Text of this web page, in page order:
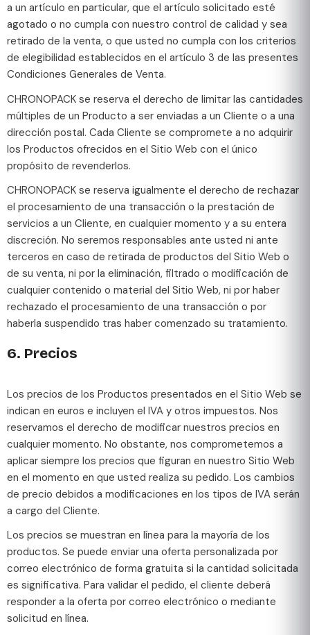
a un artículo en particular, que el artículo solicitado esté
agotado o no cumpla con nuestro control de calidad y sea
retirado de la venta, o que usted no cumpla con los criterios
de elegibilidad establecidos en el artículo 3 de las presentes
Condiciones Generales de Venta.
CHRONOPACK se reserva el derecho de limitar las cantidades
múltiples de un Producto a ser enviadas a un Cliente o a una
dirección postal. Cada Cliente se compromete a no adquirir
los Productos ofrecidos en el Sitio Web con el único
propósito de revenderlos.
CHRONOPACK se reserva igualmente el derecho de rechazar
el procesamiento de una transacción o la prestación de
servicios a un Cliente, en cualquier momento y a su entera
discreción. No seremos responsables ante usted ni ante
terceros en caso de retirada de productos del Sitio Web o
de su venta, ni por la eliminación, filtrado o modificación de
cualquier contenido o material del Sitio Web, ni por haber
rechazado el procesamiento de una transacción o por
haberla suspendido tras haber comenzado su tratamiento.
6. Precios
Los precios de los Productos presentados en el Sitio Web se
indican en euros e incluyen el IVA y otros impuestos. Nos
reservamos el derecho de modificar nuestros precios en
cualquier momento. No obstante, nos comprometemos a
aplicar siempre los precios que figuran en nuestro Sitio Web
en el momento en que usted realiza su pedido. Los cambios
de precio debidos a modificaciones en los tipos de IVA serán
a cargo del Cliente.
Los precios se muestran en línea para la mayoría de los
productos. Se puede enviar una oferta personalizada por
correo electrónico de forma gratuita si la cantidad solicitada
es significativa. Para validar el pedido, el cliente deberá
responder a la oferta por correo electrónico o mediante
solicitud en línea.